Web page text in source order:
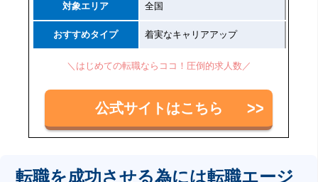
対象エリア 全国
おすすめタイプ 着実なキャリアアップ
＼はじめての転職ならココ！圧倒的求人数／
公式サイトはこちら
転職を成功させる為には転職エージ